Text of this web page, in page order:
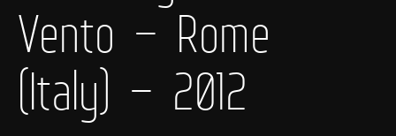
Vento – Rome
(Italy) – 2012